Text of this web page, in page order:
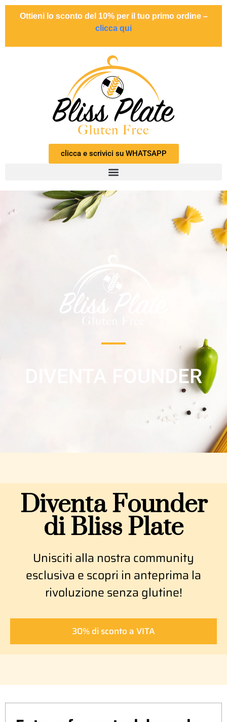
Ottieni lo sconto del 10% per il tuo primo ordine –
clicca qui
clicca e scrivici su WHATSAPP
DIVENTA FOUNDER
Diventa Founder
di Bliss Plate
Unisciti alla nostra community
esclusiva e scopri in anteprima la
rivoluzione senza glutine!
30% di sconto a VITA